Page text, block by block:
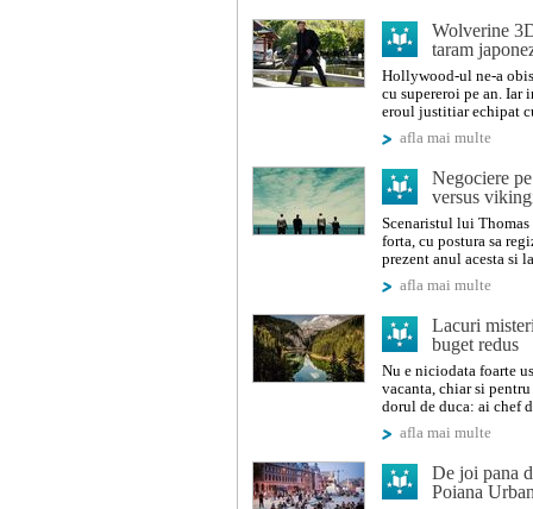
Wolverine
taram
Hollywood-ul ne-a
cu supereroi pe an. Iar
eroul justitiar echipat
afla mai multe
Negociere
versus
Scenaristul lui
forta, cu postura sa
prezent anul acesta si
afla mai multe
Lacuri
buget redus
Nu e niciodata foarte
vacanta, chiar si
dorul de duca: ai chef
afla mai multe
De joi pana
Poiana